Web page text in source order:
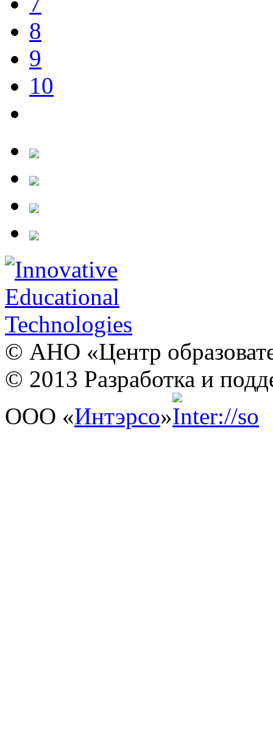
8
9
10
© АНО «Центр
© 2013 Разработка и
ООО «Интэрсо»